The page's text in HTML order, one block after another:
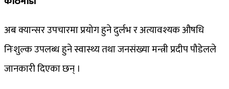
अब क्यान्सर उपचारमा प्रयोग हुने दुर्लभ र अत्यावश्यक औषधि
निःशुल्क उपलब्ध हुने स्वास्थ्य तथा जनसंख्या मन्त्री प्रदीप पौडेलले
जानकारी दिएका छन् ।